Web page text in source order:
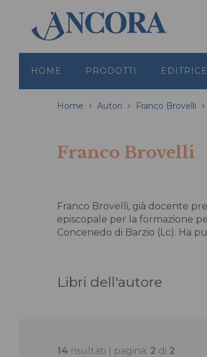
HOME PRODOTTI EDITRICE
Home Autori Franco Brovelli
Franco Brovelli
Franco Brovelli, già docente
episcopale per la formazione
Concenedo di Barzio (Lc). Ha
Libri dell'autore
14 risultati | pagina: 2 di 2